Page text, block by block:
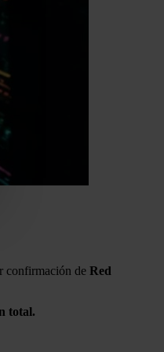
confirmación de Red
total.